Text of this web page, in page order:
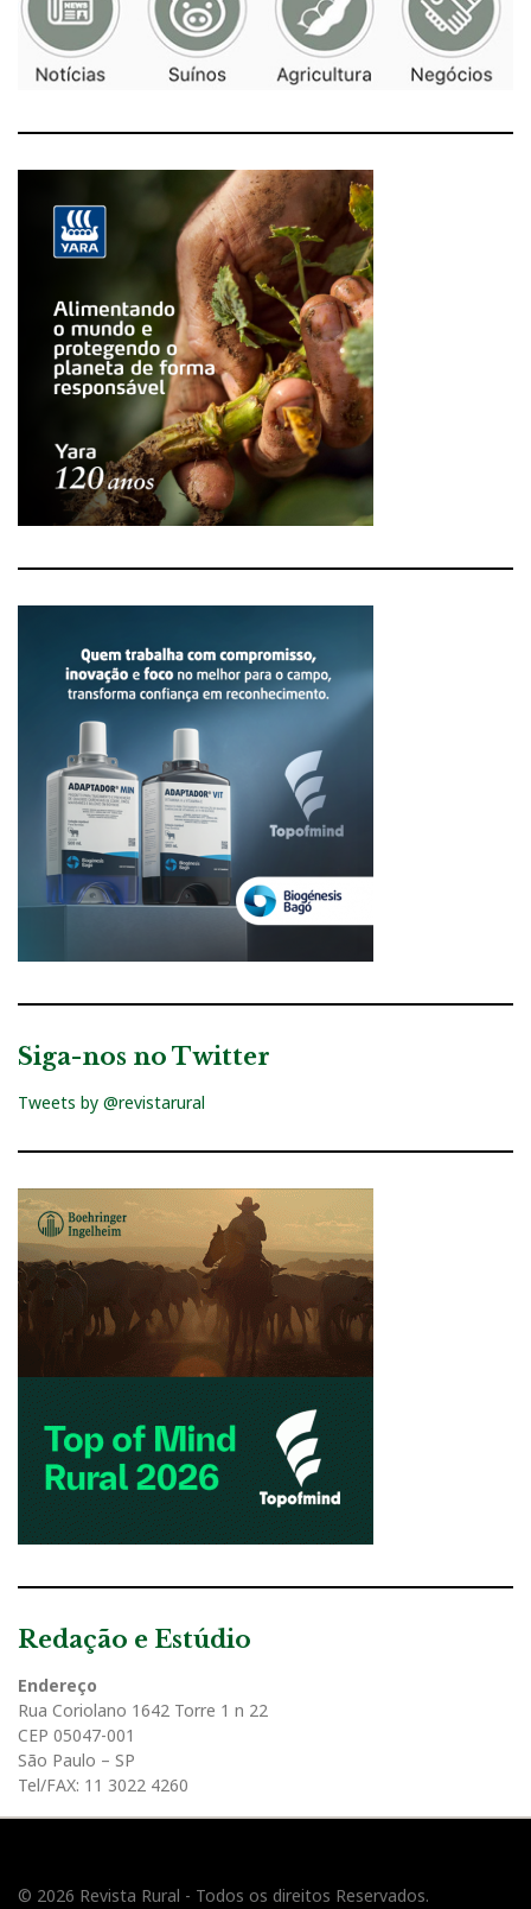
Siga-nos no Twitter
Tweets by @revistarural
Redação e Estúdio
Endereço
Rua Coriolano 1642 Torre 1 n 22
CEP 05047-001
São Paulo – SP
Tel/FAX: 11 3022 4260
© 2026 Revista Rural - Todos os direitos Reservados.